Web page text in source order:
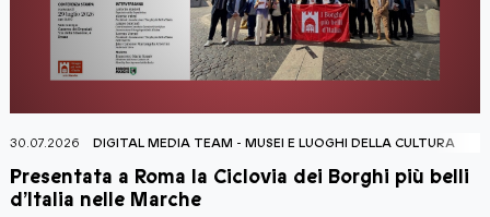
30.07.2026 DIGITAL MEDIA TEAM - MUSEI E LUOGHI DELLA CULTURA
Presentata a Roma la Ciclovia dei Borghi più belli
d’Italia nelle Marche